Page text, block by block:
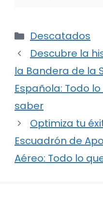
Categorías
Descatados
Descubre la
la Bandera de la
Española: Todo
saber
Optimiza tu
Escuadrón de
Aéreo: Todo lo